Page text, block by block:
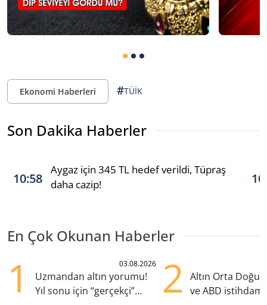
Ekonomi Haberleri #TÜİK
Son Dakika Haberler
10:58
Aygaz için 345 TL hedef verildi, Tüpraş
daha cazip!
En Çok Okunan Haberler
1 03.08.2026
Uzmandan altın yorumu!
Yıl sonu için “gerçekçi”
2
Altın Orta Doğu
ve ABD